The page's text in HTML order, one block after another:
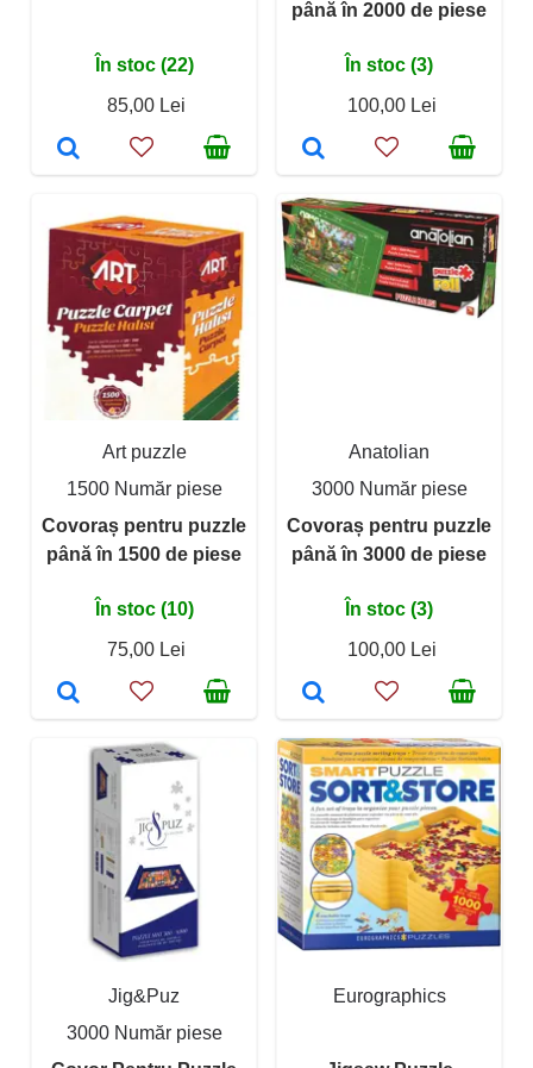
În stoc (22)
85,00 Lei
până în 2000 de piese
În stoc (3)
100,00 Lei
Art puzzle
1500 Număr piese
Covoraș pentru puzzle
până în 1500 de piese
În stoc (10)
75,00 Lei
Anatolian
3000 Număr piese
Covoraș pentru puzzle
până în 3000 de piese
În stoc (3)
100,00 Lei
Jig&Puz
3000 Număr piese
Eurographics